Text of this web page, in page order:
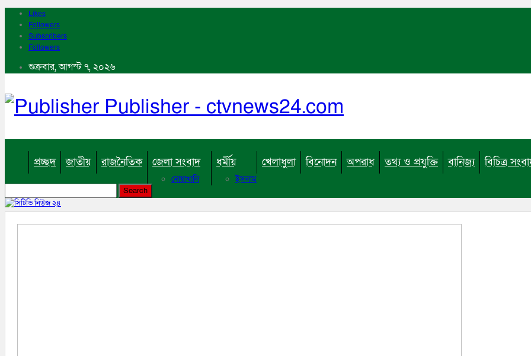
Likes
Followers
Subscribers
Followers
শুক্রবার, আগস্ট ৭, ২০২৬
Publisher - ctvnews24.com
প্রচ্ছদ জাতীয় রাজনৈতিক জেলা সংবাদ
নোয়াখালি
ঢাকা
নারায়নগঞ্জ
ব্রাহ্মণবাড়িয়া
ধর্মীয়
ইসলাম
বৌদ্ধ
খ্রিষ্টান
খেলাধুলা বিনোদন অপরাধ তথ্য ও প্রযুক্তি বানিজ্য বিচিত্র